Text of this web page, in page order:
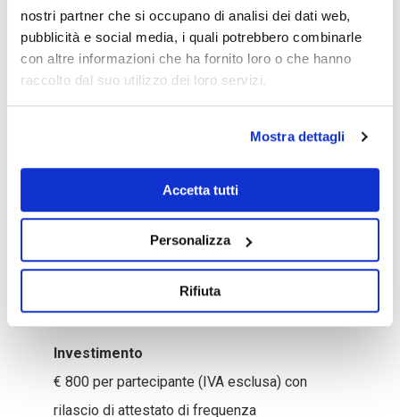
nostri partner che si occupano di analisi dei dati web,
pubblicità e social media, i quali potrebbero combinarle
con altre informazioni che ha fornito loro o che hanno
raccolto dal suo utilizzo dei loro servizi.
Mostra dettagli
Accetta tutti
Personalizza
Rifiuta
con un aperitivo di arrivederci.
Incontri
–Primo incontro:15 settembre 2022 ore
–Terzo incontro:20 settembre 2022 ore
–Quarto incontro:21 settembre 2022 ore
Investimento
€ 800 per partecipante (IVA esclusa) con
rilascio di attestato di frequenza